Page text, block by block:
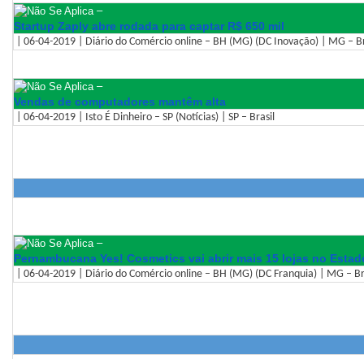
–
Startup Zaply abre rodada para captar R$ 650 mil
| 06-04-2019 | Diário do Comércio online – BH (MG) (DC Inovação) | MG –
–
Vendas de computadores mantêm alta
| 06-04-2019 | Isto É Dinheiro – SP (Notícias) | SP – Brasil
–
Pernambucana Yes! Cosmetics vai abrir mais 15 lojas no
| 06-04-2019 | Diário do Comércio online – BH (MG) (DC Franquia) | MG –